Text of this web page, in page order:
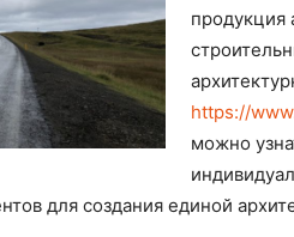
продукция
https://
можно
для создания единой